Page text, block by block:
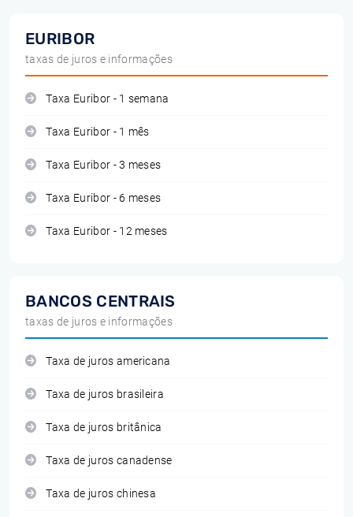
EURIBOR
taxas de juros e informações
Taxa Euribor - 1 semana
Taxa Euribor - 1 mês
Taxa Euribor - 3 meses
Taxa Euribor - 6 meses
Taxa Euribor - 12 meses
BANCOS CENTRAIS
taxas de juros e informações
Taxa de juros americana
Taxa de juros brasileira
Taxa de juros britânica
Taxa de juros canadense
Taxa de juros chinesa